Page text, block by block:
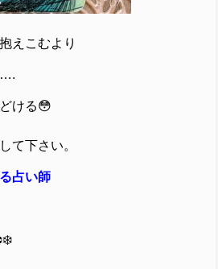
えこむより
….
ける😳
て下さい。
占い師